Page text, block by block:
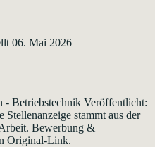
06. Mai 2026
- Betriebstechnik Veröffentlicht:
stammt aus der
Bewerbung &
Original-Link.